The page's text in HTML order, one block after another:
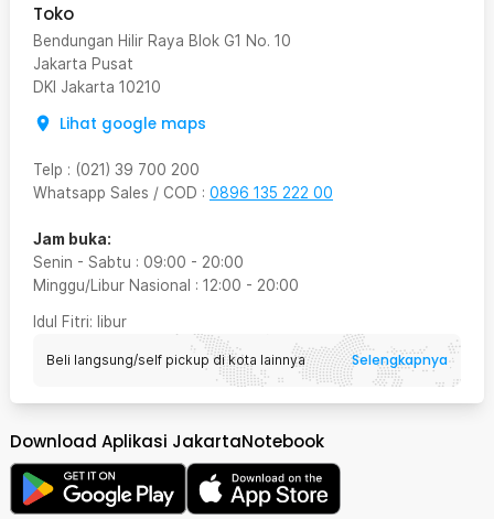
Toko
Bendungan Hilir Raya Blok G1 No. 10
Jakarta Pusat
DKI Jakarta 10210
Lihat google maps
Telp : (021) 39 700 200
Whatsapp Sales / COD : 0896 135 222 00
Jam buka:
Senin - Sabtu : 09:00 - 20:00
Minggu/Libur Nasional : 12:00 - 20:00
Idul Fitri: libur
Beli langsung/self pickup di kota lainnya Selengkapnya
Download Aplikasi JakartaNotebook